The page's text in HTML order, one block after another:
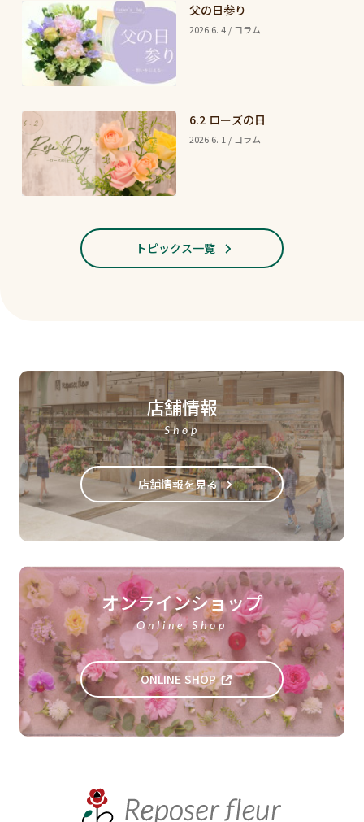
父の日参り
2026.6. 4 / コラム
6.2 ローズの日
2026.6. 1 / コラム
トピックス一覧
店舗情報
Shop
店舗情報を見る
オンラインショップ
Online Shop
ONLINE SHOP